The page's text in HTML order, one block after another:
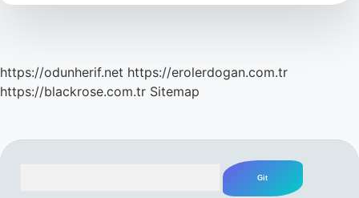
https://odunherif.net https://erolerdogan.com.tr
https://blackrose.com.tr Sitemap